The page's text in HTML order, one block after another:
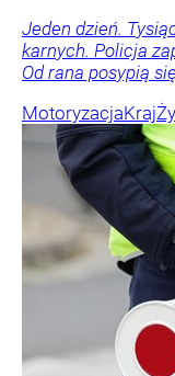
Jeden dzień.
karnych. Policja
Od rana posypią
MotoryzacjaKraj